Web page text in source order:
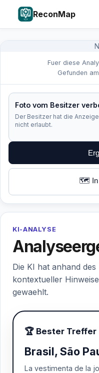
ReconMap
Fuer diese
Gefunden
Foto vom Besitzer
Der Besitzer hat die
nicht erlaubt.
🗺️ In
KI-ANALYSE
Die KI hat anhand
kontextueller
gewaehlt.
🏆 Bester Treffer
Brasil, São
La vestimenta de la